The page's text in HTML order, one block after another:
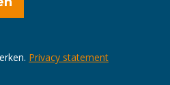
Privacy statement